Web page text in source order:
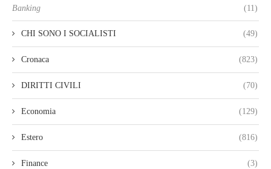
Banking (11)
CHI SONO I SOCIALISTI (49)
Cronaca (823)
DIRITTI CIVILI (70)
Economia (129)
Estero (816)
Finance (3)